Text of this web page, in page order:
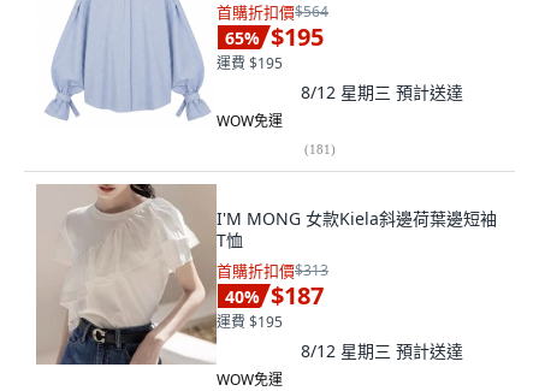
首購折扣價$564
65% $195
運費 $195
8/12 星期三 預計送達
WOW免運
(181)
I'M MONG 女款Kiela斜邊荷葉邊短袖
T恤
首購折扣價$313
40% $187
運費 $195
8/12 星期三 預計送達
WOW免運